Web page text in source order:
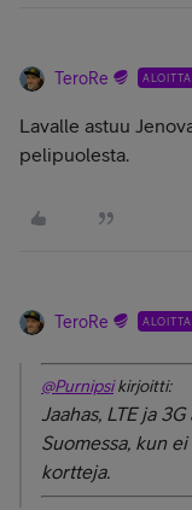
TeroRe
Lavalle astuu
pelipuolesta.
TeroRe
@Purnipsikirjoitti:
Jaahas, LTE ja
Suomessa, kun
kortteja.